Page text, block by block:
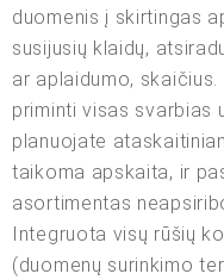
duomenis į skirtingas
susijusių klaidų,
ar aplaidumo,
priminti visas svarbias
planuojate
taikoma apskaita, ir
asortimentas
Integruota visų rūšių
(duomenų surinkimo